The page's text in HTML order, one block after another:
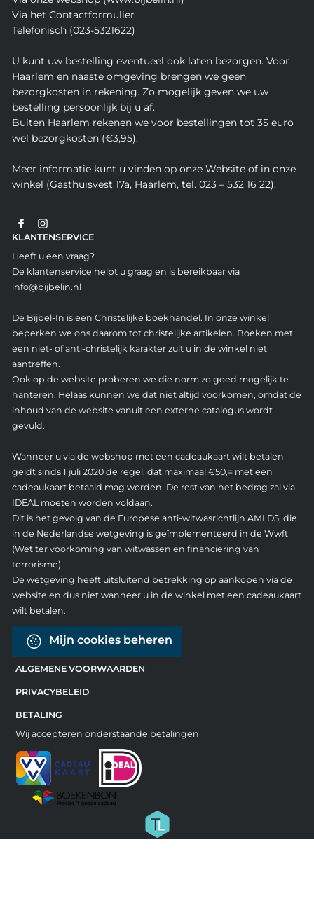
Via het Contactformulier
Telefonisch (023-5321622)
U kunt uw bestelling eventueel ook laten bezorgen. Voor
Haarlem en naaste omgeving brengen we geen
bezorgkosten in rekening. Zo mogelijk geven we uw
bestelling persoonlijk bij u af.
Buiten Haarlem rekenen we voor bestellingen tot 35 euro
wel bezorgkosten (€3,95).
Meer informatie kunt u vinden op onze Website of in onze
winkel (Gasthuisvest 17a, Haarlem, tel. 023 – 532 16 22).
KLANTENSERVICE
Heeft u een vraag?
De klantenservice helpt u graag en is bereikbaar via
info@bijbelin.nl
De Bijbel-In is een Christelijke boekhandel. In onze winkel
beperken we ons daarom tot christelijke artikelen. Boeken met
een niet- of anti-christelijk karakter zult u in de winkel niet
aantreffen.
Ook op de website proberen we die norm zo goed mogelijk te
hanteren. Helaas kunnen we dat niet altijd voorkomen, omdat de
inhoud van de website vanuit een externe catalogus wordt
gevuld.
Wanneer u via de webshop met een cadeaukaart wilt betalen
geldt sinds 1 juli 2020 de regel, dat maximaal €50,= met een
cadeaukaart betaald mag worden. De rest van het bedrag zal via
IDEAL moeten worden voldaan.
Dit is het gevolg van de Europese anti-witwasrichtlijn AMLD5, die
in de Nederlandse wetgeving is geïmplementeerd in de Wwft
(Wet ter voorkoming van witwassen en financiering van
terrorisme).
De wetgeving heeft uitsluitend betrekking op aankopen via de
website en dus niet wanneer u in de winkel met een cadeaukaart
wilt betalen.
Mijn cookies beheren
ALGEMENE VOORWAARDEN
PRIVACYBELEID
BETALING
Wij accepteren onderstaande betalingen